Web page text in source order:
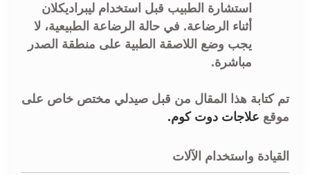
استشارة الطبيب قبل استخدام ليبراديكلان
أثناء الرضاعة. في حالة الرضاعة الطبيعية، لا
يجب وضع اللاصقة الطبية على منطقة الصدر
مباشرة.
تم كتابة هذا المقال من قبل صيدلي مختص خاص على
موقع علاجات دوت كوم.
القيادة واستخدام الآلات